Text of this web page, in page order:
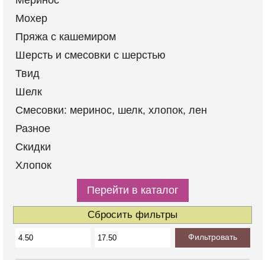
Мохер
Пряжа с кашемиром
Шерсть и смесовки с шерстью
Твид
Шелк
Смесовки: меринос, шелк, хлопок, лен
Разное
Скидки
Хлопок
Перейти в каталог
Сбросить фильтры
Фильтровать